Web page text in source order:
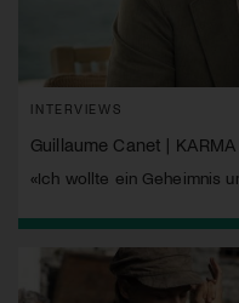
INTERVIEWS
Guillaume Canet | KARMA
«Ich wollte ein Geheimnis